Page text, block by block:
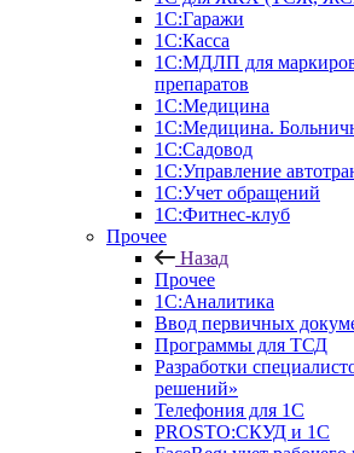
1С:Гаражи
1С:Касса
1С:МДЛП для
препаратов
1С:Медицина
1С:Медицина.
1С:Садовод
1С:Управление
1С:Учет обращений
1С:Фитнес-клуб
Прочее
Назад
Прочее
1С:Аналитика
Ввод первичных
Программы для ТСД
Разработки
решений»
Телефония для 1С
PROSTO:СКУД и 1С